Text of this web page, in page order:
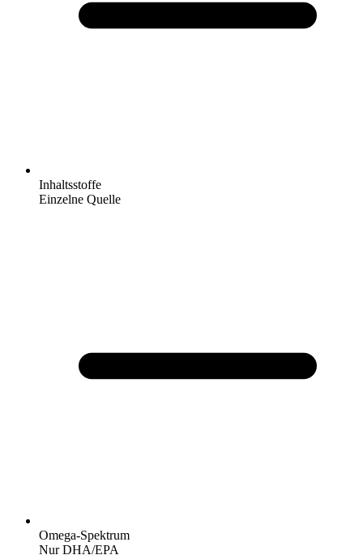
Inhaltsstoffe
Einzelne Quelle
Omega-Spektrum
Nur DHA/EPA